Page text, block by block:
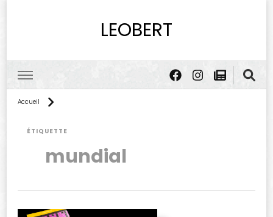
LEOBERT
Accueil
ÉTIQUETTE
mundial